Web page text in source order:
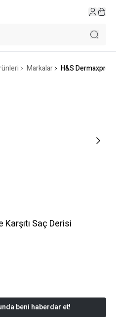
Markalar H&S Dermaxpro
Saç Derisi
beni haberdar et!